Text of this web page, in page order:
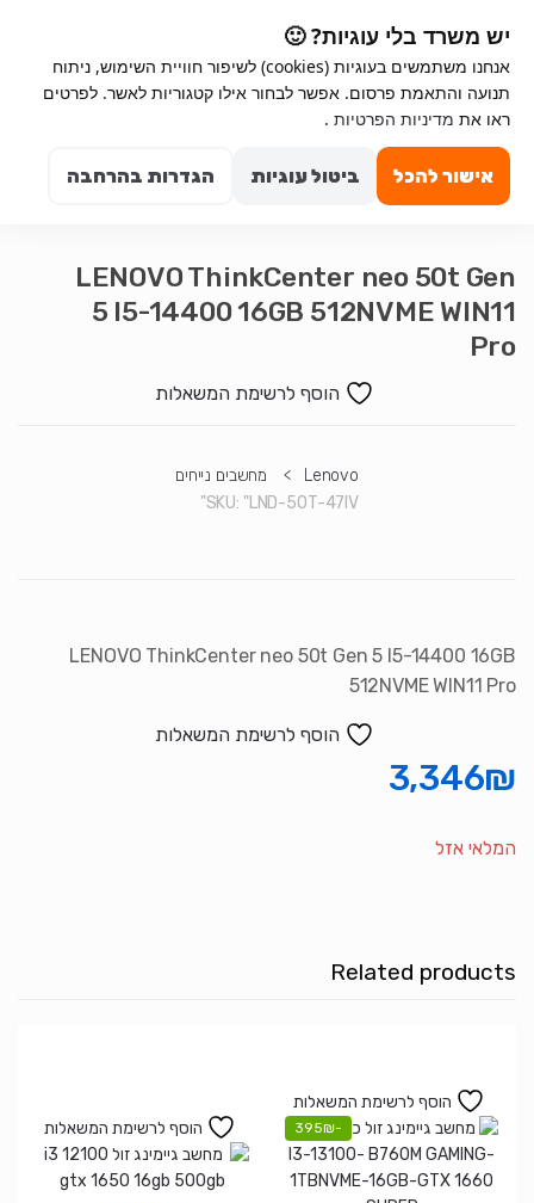
יש משרד בלי עוגיות? 🙂
אנחנו משתמשים בעוגיות (cookies) לשיפור חוויית השימוש, ניתוח
תנועה והתאמת פרסום. אפשר לבחור אילו קטגוריות לאשר. לפרטים
ראו את מדיניות הפרטיות .
אישור להכל ביטול עוגיות הגדרות בהרחבה
navigation
content
LENOVO ThinkCenter neo 50t Gen
5 I5-14400 16GB 512NVME WIN11
Pro
הוסף לרשימת המשאלות
Lenovo
>
מחשבים נייחים
SKU: "LND-50T-47IV"
LENOVO ThinkCenter neo 50t Gen 5 I5-14400 16GB
512NVME WIN11 Pro
הוסף לרשימת המשאלות
3,346₪
המלאי אזל
Related products
הוסף לרשימת המשאלות
-
395₪ הוסף לרשימת המשאלות